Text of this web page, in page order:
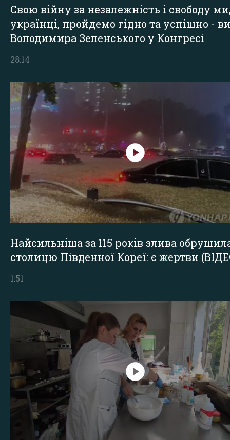
Свою війну за незалежність і свободу
українці, пройдемо гідно та успішно -
Володимира Зеленського у Конгресі
28:14
Найсильніша за 115 років злива
столицю Південної Кореї: є жертви
1:51